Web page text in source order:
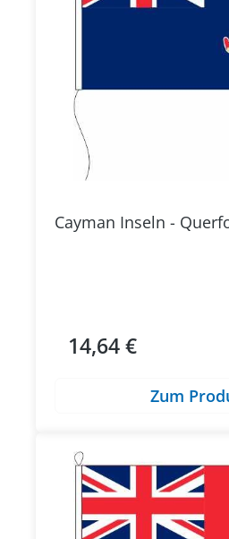
Cayman Inseln -
Regulärer Preis:
14,64 €
Zum